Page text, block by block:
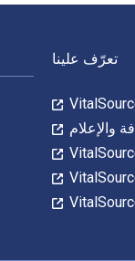
تعرّف علينا
والإعلام